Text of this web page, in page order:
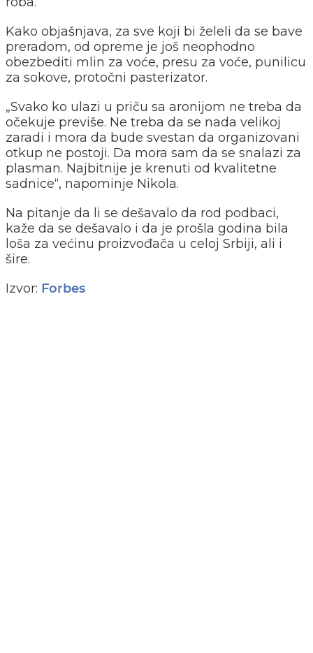
Kako objašnjava, za sve koji bi želeli da se bave
preradom, od opreme je još neophodno
obezbediti mlin za voće, presu za voće, punilicu
za sokove, protočni pasterizator.
„Svako ko ulazi u priču sa aronijom ne treba da
očekuje previše. Ne treba da se nada velikoj
zaradi i mora da bude svestan da organizovani
otkup ne postoji. Da mora sam da se snalazi za
plasman. Najbitnije je krenuti od kvalitetne
sadnice“, napominje Nikola.
Na pitanje da li se dešavalo da rod podbaci,
kaže da se dešavalo i da je prošla godina bila
loša za većinu proizvođača u celoj Srbiji, ali i
šire.
Izvor: Forbes